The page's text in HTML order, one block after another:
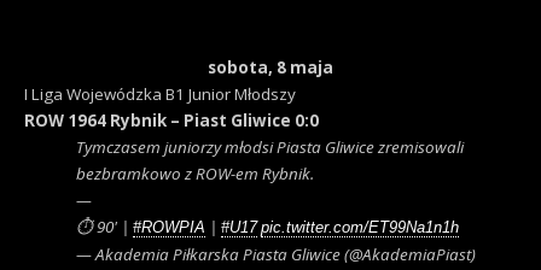
sobota, 8 maja
I Liga Wojewódzka B1 Junior Młodszy
ROW 1964 Rybnik – Piast Gliwice 0:0
Tymczasem juniorzy młodsi Piasta Gliwice zremisowali
bezbramkowo z ROW-em Rybnik.
—
⏱ 90' | #ROWPIA | #U17 pic.twitter.com/ET99Na1n1h
— Akademia Piłkarska Piasta Gliwice (@AkademiaPiast)